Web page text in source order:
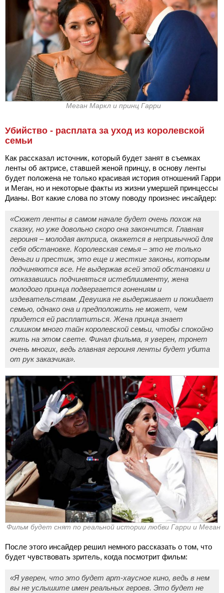
Меган Маркл и принц Гарри
Убийство - расплата за уход из королевской
семьи
Как рассказал источник, который будет занят в съемках
ленты об актрисе, ставшей женой принцу, в основу ленты
будет положена не только красивая история отношений Гарри
и Меган, но и некоторые факты из жизни умершей принцессы
Дианы. Вот какие слова по этому поводу произнес инсайдер:
«Сюжет ленты в самом начале будет очень похож на
сказку, но уже довольно скоро она закончится. Главная
героиня – молодая актриса, окажется в непривычной для
себя обстановке. Королевская семья – это не только
деньги и престиж, это еще и жесткие законы, которым
подчиняются все. Не выдержав всей этой обстановки и
отказавшись подчиняться истеблишменту, жена
молодого принца подвергается гонениям и
издевательствам. Девушка не выдерживает и покидает
семью, однако она и предположить не может, чем
придется ей расплатиться. Жена принца знает
слишком много тайн королевской семьи, чтобы спокойно
жить на этом свете. Финал фильма, я уверен, тронет
очень многих, ведь главная героиня ленты будет убита
от рук заказчика».
Фильм будет снят по реальной истории любви Гарри и Меган
После этого инсайдер решил немного рассказать о том, что
будет чувствовать зритель, когда посмотрит фильм:
«Я уверен, что это будет арт-хаусное кино, ведь в нем
вы не услышите имен реальных героев. Это будет не